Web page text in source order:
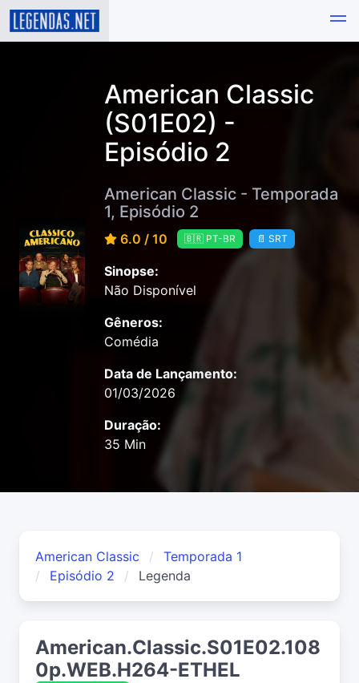
American Classic
(S01E02) -
Episódio 2
American Classic - Temporada
1, Episódio 2
6.0 / 10 🇧🇷 PT-BR 📄 SRT
Sinopse:
Não Disponível
Gêneros:
Comédia
Data de Lançamento:
01/03/2026
Duração:
35 Min
American Classic
Temporada 1
Episódio 2
Legenda
American.Classic.S01E02.108
0p.WEB.H264-ETHEL